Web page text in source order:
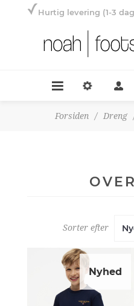
Hurtig levering (1-3
Forsiden / Dreng
Sorter efter
Nyhed